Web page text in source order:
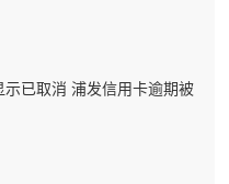
示已取消 浦发信用卡逾期被